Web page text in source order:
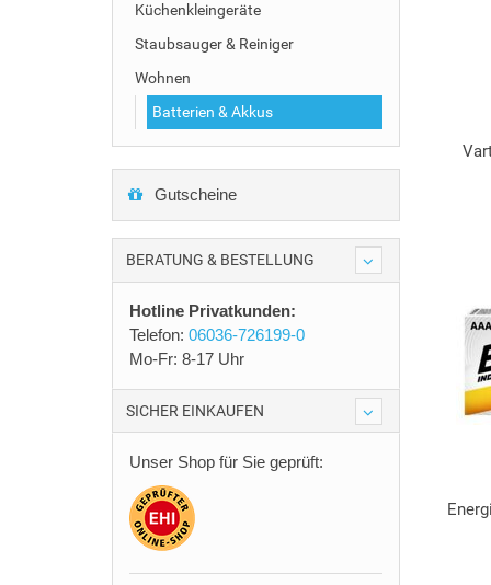
Küchenkleingeräte
Staubsauger & Reiniger
Wohnen
Batterien & Akkus
Gutscheine
BERATUNG & BESTELLUNG
Hotline Privatkunden:
Telefon: 06036-726199-0
Mo-Fr: 8-17 Uhr
SICHER EINKAUFEN
Unser Shop für Sie geprüft: